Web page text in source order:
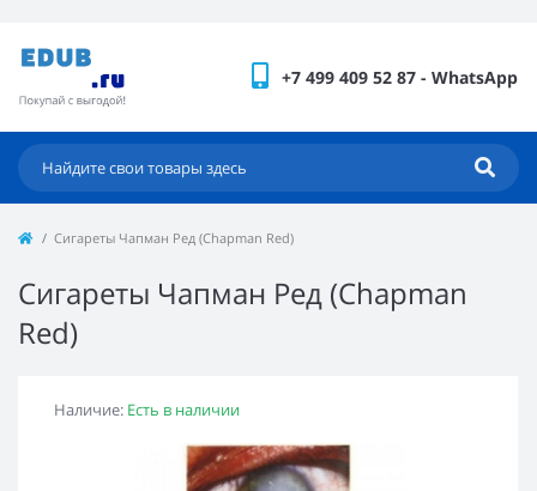
+7 499 409 52 87 - WhatsApp
Сигареты Чапман Ред (Chapman Red)
Сигареты Чапман Ред (Chapman
Red)
Наличие: Есть в наличии